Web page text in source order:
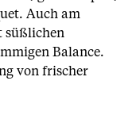
Auch am
süßlichen
Balance.
von frischer